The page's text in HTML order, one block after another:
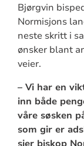
Bjørgvin
Normisjons
neste skritt i
ønsker blant
veier.
– Vi har en
inn både
våre søsken
som gir er